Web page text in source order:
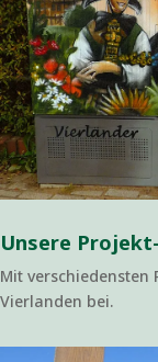
Unsere
Mit
Vierlanden bei.